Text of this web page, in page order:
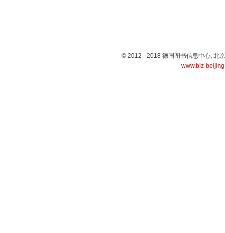
© 2012 - 2018 德国图书信息中心, 北
www.biz-